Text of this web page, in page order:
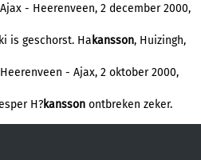
- Heerenveen, 2 december 2000,
is geschorst. Ha kansson, Huizingh,
- Ajax, 2 oktober 2000,
H?kansson ontbreken zeker.